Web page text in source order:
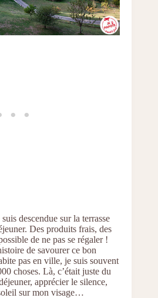
descendue sur la terrasse
Des produits frais, des
de ne pas se régaler !
de savourer ce bon
pas en ville, je suis souvent
choses. Là, c’était juste du
apprécier le silence,
sur mon visage…